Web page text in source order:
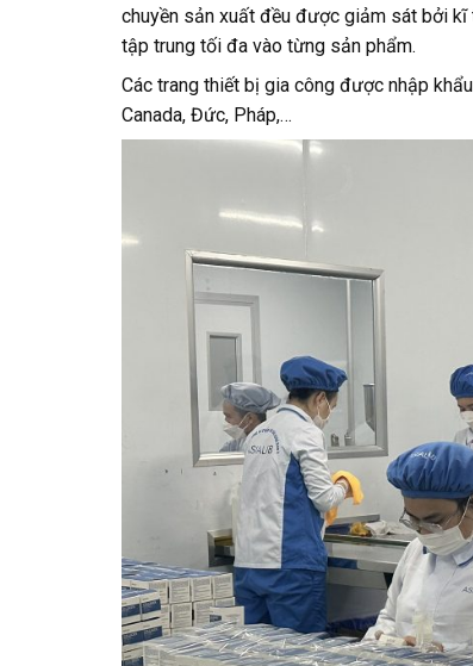
chuyền sản xuất đều được giảm sát bởi kĩ
tập trung tối đa vào từng sản phẩm.
Các trang thiết bị gia công được nhập
Canada, Đức, Pháp,…